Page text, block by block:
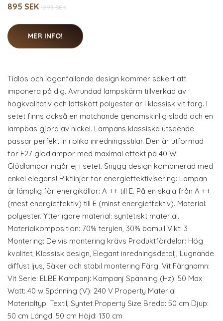
895 SEK 1295 SEK
MER INFO!
Tidlös och iögonfallande design kommer säkert att
imponera på dig. Avrundad lampskärm tillverkad av
högkvalitativ och lättskött polyester är i klassisk vit färg. I
setet finns också en matchande genomskinlig sladd och en
lampbas gjord av nickel. Lampans klassiska utseende
passar perfekt in i olika inredningsstilar. Den är utformad
för E27 glödlampor med maximal effekt på 40 W.
Glödlampor ingår ej i setet. Snygg design kombinerad med
enkel elegans! Riktlinjer för energieffektivisering: Lampan
är lämplig för energikällor: A ++ till E. På en skala från A ++
(mest energieffektiv) till E (minst energieffektiv). Material:
polyester. Ytterligare material: syntetiskt material.
Materialkomposition: 70% terylen, 30% bomull Vikt: 3
Montering: Delvis montering krävs Produktfördelar: Hög
kvalitet, Klassisk design, Elegant inredningsdetalj, Lugnande
diffust ljus, Säker och stabil montering Färg: Vit Färgnamn:
Vit Serie: ELBE Kampanj: Kampanj Spänning (Hz): 50 Max
Watt: 40 w Spänning (V): 240 V Property Material
Materialtyp: Textil, Syntet Property Size Bredd: 50 cm Djup:
50 cm Längd: 50 cm Höjd: 130 cm